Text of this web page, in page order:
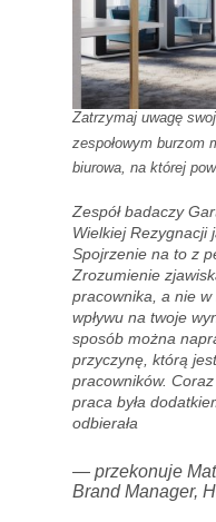
Zatrzymaj uwagę
zespołowym burzom
biurowa, na której
Zespół badaczy
Wielkiej Rezygnacji
Spojrzenie na to z
Zrozumienie
pracownika, a nie
wpływu na twoje
sposób można
przyczynę, którą
pracowników.
praca była
odbierała
— przekonuje
Brand Manager,